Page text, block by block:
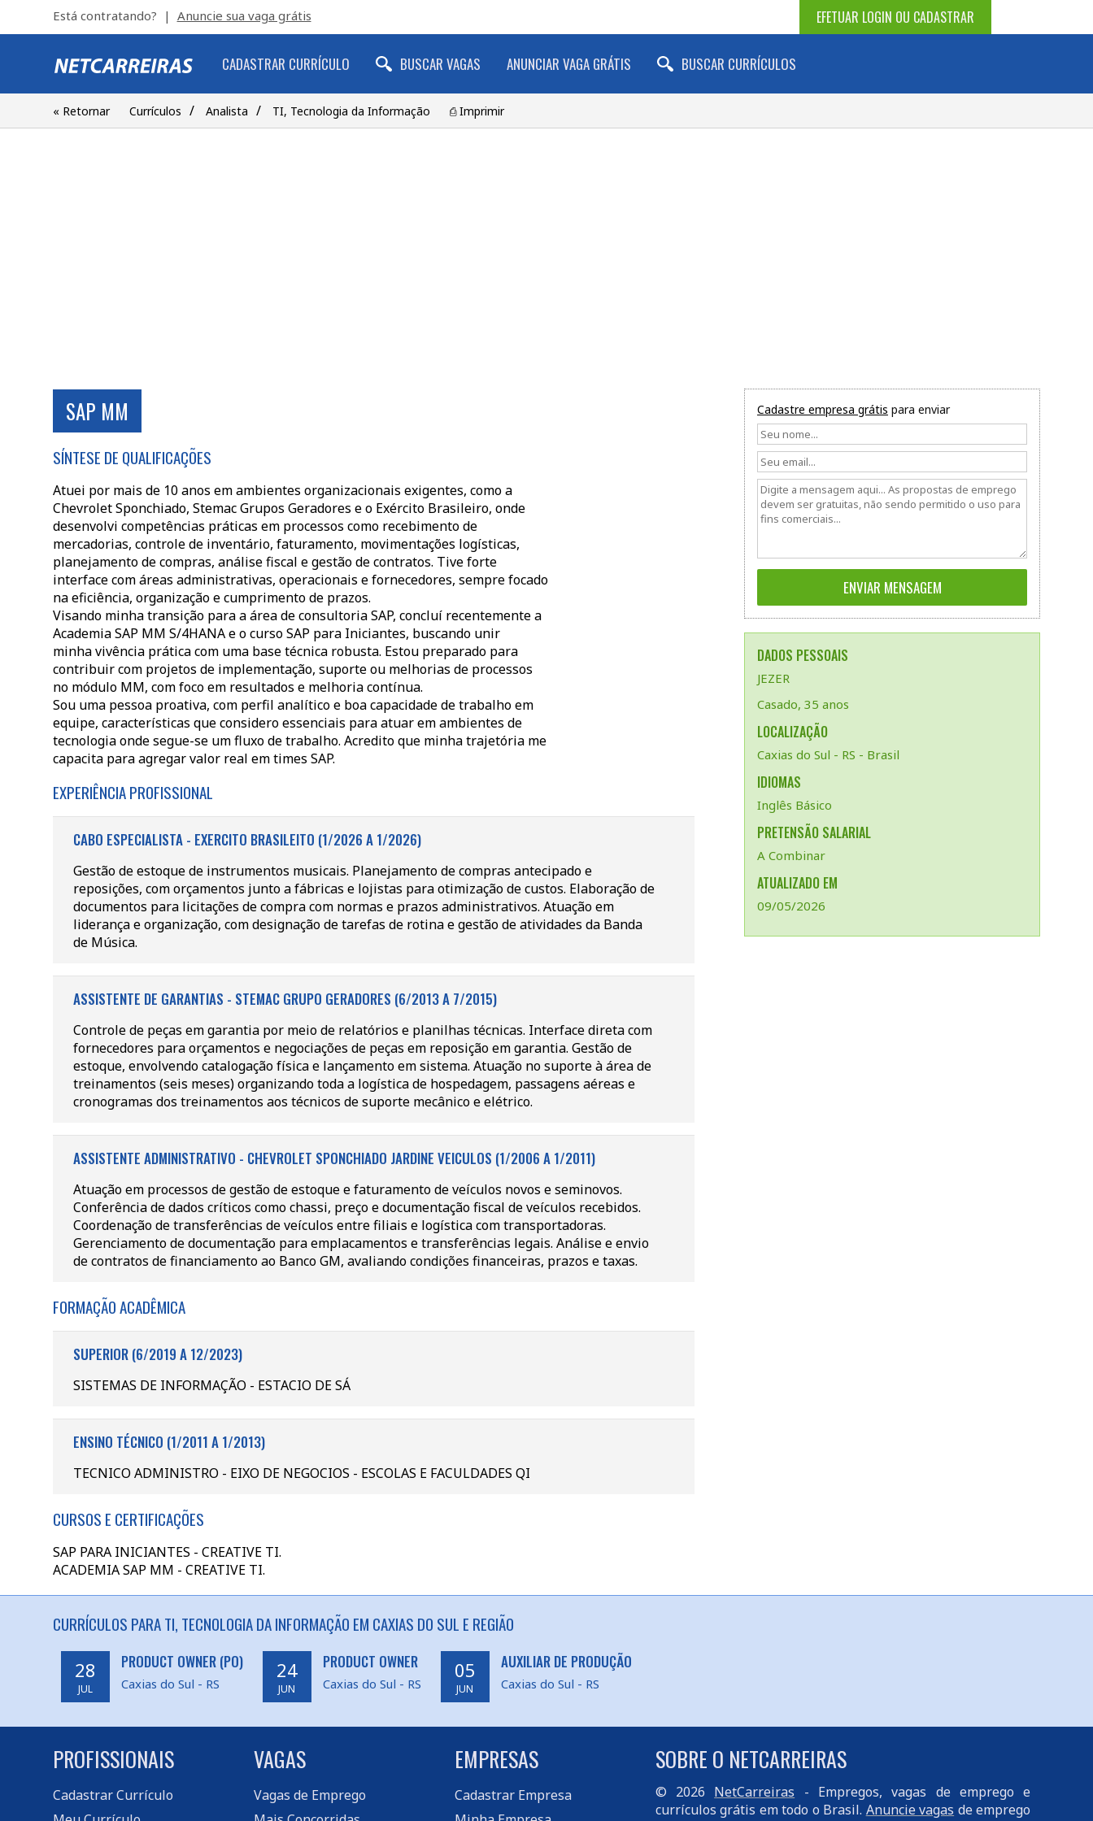
EFETUAR LOGIN OU CADASTRAR
Está contratando? | Anuncie sua vaga grátis
CADASTRAR CURRÍCULO BUSCAR VAGAS ANUNCIAR VAGA GRÁTIS BUSCAR CURRÍCULOS
« Retornar Currículos / Analista / TI, Tecnologia da Informação ⎙ Imprimir
Cadastre empresa grátis para enviar
DADOS PESSOAIS
JEZER
Casado, 35 anos
LOCALIZAÇÃO
Caxias do Sul - RS - Brasil
IDIOMAS
Inglês Básico
PRETENSÃO SALARIAL
A Combinar
ATUALIZADO EM
09/05/2026
SAP MM
SÍNTESE DE QUALIFICAÇÕES
Atuei por mais de 10 anos em ambientes organizacionais exigentes, como a
Chevrolet Sponchiado, Stemac Grupos Geradores e o Exército Brasileiro, onde
desenvolvi competências práticas em processos como recebimento de
mercadorias, controle de inventário, faturamento, movimentações logísticas,
planejamento de compras, análise fiscal e gestão de contratos. Tive forte
interface com áreas administrativas, operacionais e fornecedores, sempre focado
na eficiência, organização e cumprimento de prazos.
Visando minha transição para a área de consultoria SAP, concluí recentemente a
Academia SAP MM S/4HANA e o curso SAP para Iniciantes, buscando unir
minha vivência prática com uma base técnica robusta. Estou preparado para
contribuir com projetos de implementação, suporte ou melhorias de processos
no módulo MM, com foco em resultados e melhoria contínua.
Sou uma pessoa proativa, com perfil analítico e boa capacidade de trabalho em
equipe, características que considero essenciais para atuar em ambientes de
tecnologia onde segue-se um fluxo de trabalho. Acredito que minha trajetória me
capacita para agregar valor real em times SAP.
EXPERIÊNCIA PROFISSIONAL
CABO ESPECIALISTA - EXERCITO BRASILEITO (1/2026 A 1/2026)
Gestão de estoque de instrumentos musicais. Planejamento de compras antecipado e
reposições, com orçamentos junto a fábricas e lojistas para otimização de custos. Elaboração de
documentos para licitações de compra com normas e prazos administrativos. Atuação em
liderança e organização, com designação de tarefas de rotina e gestão de atividades da Banda
de Música.
ASSISTENTE DE GARANTIAS - STEMAC GRUPO GERADORES (6/2013 A 7/2015)
Controle de peças em garantia por meio de relatórios e planilhas técnicas. Interface direta com
fornecedores para orçamentos e negociações de peças em reposição em garantia. Gestão de
estoque, envolvendo catalogação física e lançamento em sistema. Atuação no suporte à área de
treinamentos (seis meses) organizando toda a logística de hospedagem, passagens aéreas e
cronogramas dos treinamentos aos técnicos de suporte mecânico e elétrico.
ASSISTENTE ADMINISTRATIVO - CHEVROLET SPONCHIADO JARDINE VEICULOS (1/2006 A 1/2011)
Atuação em processos de gestão de estoque e faturamento de veículos novos e seminovos.
Conferência de dados críticos como chassi, preço e documentação fiscal de veículos recebidos.
Coordenação de transferências de veículos entre filiais e logística com transportadoras.
Gerenciamento de documentação para emplacamentos e transferências legais. Análise e envio
de contratos de financiamento ao Banco GM, avaliando condições financeiras, prazos e taxas.
FORMAÇÃO ACADÊMICA
SUPERIOR (6/2019 A 12/2023)
SISTEMAS DE INFORMAÇÃO - ESTACIO DE SÁ
ENSINO TÉCNICO (1/2011 A 1/2013)
TECNICO ADMINISTRO - EIXO DE NEGOCIOS - ESCOLAS E FACULDADES QI
CURSOS E CERTIFICAÇÕES
SAP PARA INICIANTES - CREATIVE TI.
ACADEMIA SAP MM - CREATIVE TI.
CURRÍCULOS PARA TI, TECNOLOGIA DA INFORMAÇÃO EM CAXIAS DO SUL E REGIÃO
28
JUL
PRODUCT OWNER (PO)
Caxias do Sul - RS
24
JUN
PRODUCT OWNER
Caxias do Sul - RS
05
JUN
AUXILIAR DE PRODUÇÃO
Caxias do Sul - RS
PROFISSIONAIS
Cadastrar Currículo
VAGAS
Vagas de Emprego
EMPRESAS
Cadastrar Empresa
SOBRE O NETCARREIRAS
© 2026 NetCarreiras - Empregos, vagas de emprego e
currículos grátis em todo o Brasil. Anuncie vagas de emprego